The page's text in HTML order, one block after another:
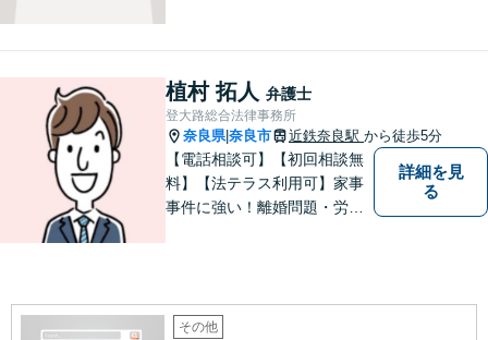
対応します。【夜間／休日対
応可】法律トラブルでお悩み
の方は、お気軽にご相談くだ
さい。
植村 拓人 弁護士
登大路総合法律事務所
奈良県|奈良市 近鉄奈良駅 から徒歩5分
【電話相談可】【初回相談無
料】【法テラス利用可】家事
事件に強い！離婚問題・労働
談しやすい弁護士を目指す
【夜間・休日面談可】【完全
詳細を見
る
その他